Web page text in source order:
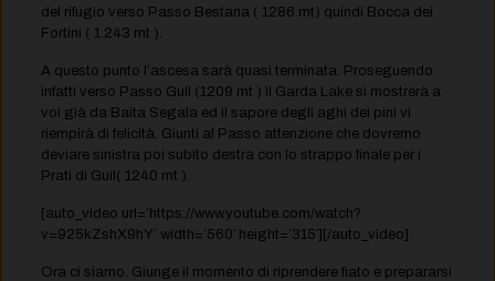
del rifugio verso Passo Bestana ( 1286 mt) quindi Bocca dei
Fortini ( 1.243 mt ).
A questo punto l’ascesa sarà quasi terminata. Proseguendo
infatti verso Passo Guil (1209 mt ) il Garda Lake si mostrerà a
voi già da Baita Segala ed il sapore degli aghi dei pini vi
riempirà di felicità. Giunti al Passo attenzione che dovremo
deviare sinistra poi subito destra con lo strappo finale per i
Prati di Guil( 1240 mt ).
[auto_video url=’https://www.youtube.com/watch?
v=925kZshX9hY’ width=’560′ height=’315′][/auto_video]
Ora ci siamo. Giunge il momento di riprendere fiato e prepararsi